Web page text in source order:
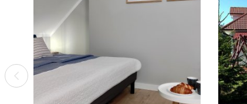
Previous